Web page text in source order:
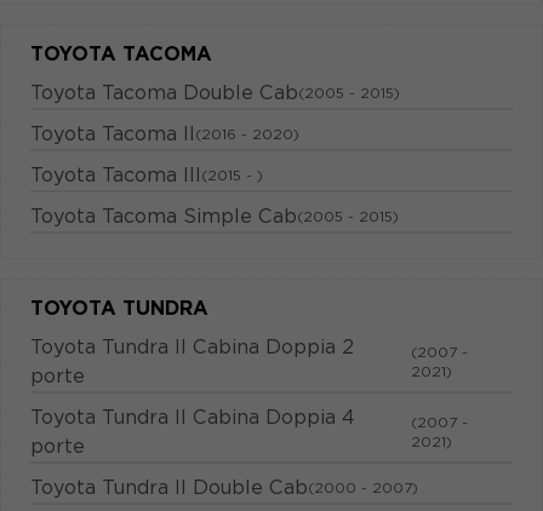
TOYOTA TACOMA
Toyota Tacoma Double Cab(2005 - 2015)
Toyota Tacoma II (2016 - 2020)
Toyota Tacoma III (2015 - )
Toyota Tacoma Simple Cab(2005 - 2015)
TOYOTA TUNDRA
Toyota Tundra II Cabina Doppia 2
porte
(2007 -
2021)
Toyota Tundra II Cabina Doppia 4
porte
(2007 -
2021)
Toyota Tundra II Double Cab(2000 - 2007)